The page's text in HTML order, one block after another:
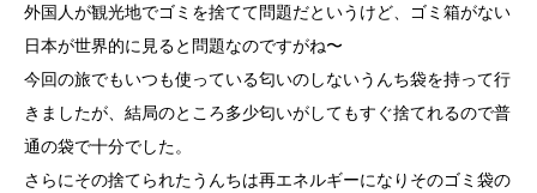
外国人が観光地でゴミを捨てて問題だというけど、ゴミ箱がない
日本が世界的に見ると問題なのですがね〜
今回の旅でもいつも使っている匂いのしないうんち袋を持って行
きましたが、結局のところ多少匂いがしてもすぐ捨てれるので普
通の袋で十分でした。
さらにその捨てられたうんちは再エネルギーになりそのゴミ袋の